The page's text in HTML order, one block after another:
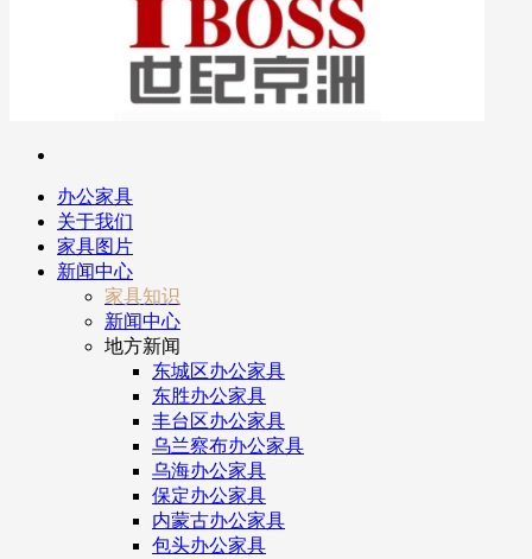
办公家具
关于我们
家具图片
新闻中心
家具知识
新闻中心
地方新闻
东城区办公家具
东胜办公家具
丰台区办公家具
乌兰察布办公家具
乌海办公家具
保定办公家具
内蒙古办公家具
包头办公家具